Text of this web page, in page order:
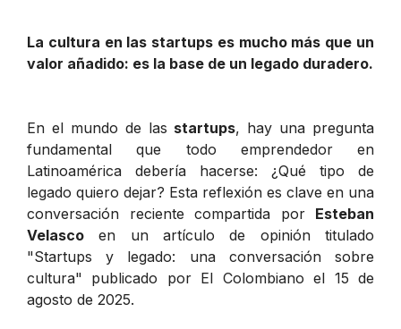
La cultura en las startups es mucho más que un
valor añadido: es la base de un legado duradero.
En el mundo de las startups, hay una pregunta
fundamental que todo emprendedor en
Latinoamérica debería hacerse: ¿Qué tipo de
legado quiero dejar? Esta reflexión es clave en una
conversación reciente compartida por Esteban
Velasco en un artículo de opinión titulado
"Startups y legado: una conversación sobre
cultura" publicado por El Colombiano el 15 de
agosto de 2025.